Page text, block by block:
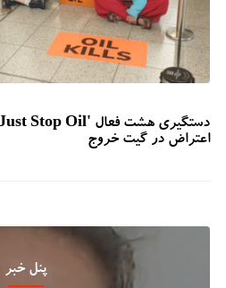
اعتراض در گیت خروج
پنل خبر